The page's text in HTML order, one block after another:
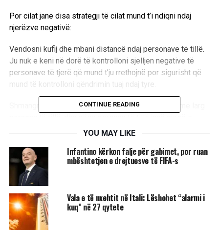
Por cilat janë disa strategji të cilat mund t’i ndiqni ndaj
njerëzve negativë:
Vendosni kufij dhe mbani distancë ndaj personave të tillë.
Ju nuk e keni në dorë të kontrolloni sjelljen negative të
personave të tjerë që mund t’ju rrethojnë por sigurisht që
mund të kontrolloni qëndrimin tuaj ndaj tyre.
Shmangni personat që vetëm ankohen. Mbajini sa më larg
zyrës suaj, atëherë mundohuni t’i zgjidhni gjërat sa më
Mbajini larg punonjësit negativë. Nëse stafi juaj i
punonjësve përbëhet nga persona negativë, atëherë
largoni ata nga kompania juaj sepse ekziston mundësia që
ata të përçojnë një frymë dhe një energji negative edhe tek
punonjësit e tjerë.
CONTINUE READING
YOU MAY LIKE
Infantino kërkon falje për gabimet, por ruan
mbështetjen e drejtuesve të FIFA-s
Vala e të nxehtit në Itali: Lëshohet “alarmi i
kuq” në 27 qytete